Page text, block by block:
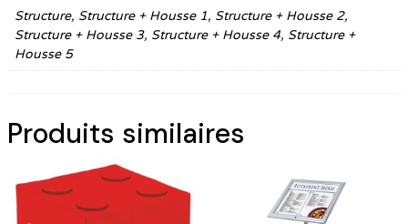
Structure, Structure + Housse 1, Structure + Housse 2,
Structure + Housse 3, Structure + Housse 4, Structure +
Housse 5
Produits similaires